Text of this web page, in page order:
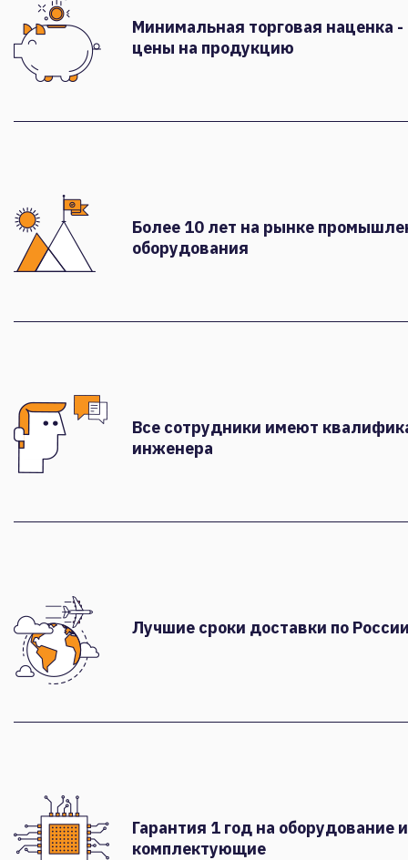
Минимальная торговая наценка
цены на продукцию
Более 10 лет на рынке
оборудования
Все сотрудники имеют
инженера
Лучшие сроки доставки по
Гарантия 1 год на оборудование и
комплектующие